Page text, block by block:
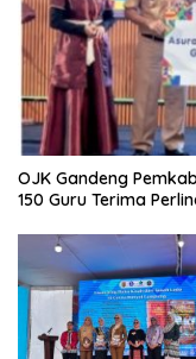
OJK Gandeng
150 Guru Terima